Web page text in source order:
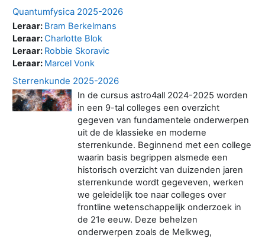
Quantumfysica 2025-2026
Leraar: Bram Berkelmans
Leraar:Charlotte Blok
Leraar: Robbie Skoravic
Leraar: Marcel Vonk
Sterrenkunde 2025-2026
In de cursus astro4all 2024-2025 worden
in een 9-tal colleges een overzicht
gegeven van fundamentele onderwerpen
uit de de klassieke en moderne
sterrenkunde. Beginnend met een college
waarin basis begrippen alsmede een
historisch overzicht van duizenden jaren
sterrenkunde wordt gegeveven, werken
we geleidelijk toe naar colleges over
frontline wetenschappelijk onderzoek in
de 21e eeuw. Deze behelzen
onderwerpen zoals de Melkweg,